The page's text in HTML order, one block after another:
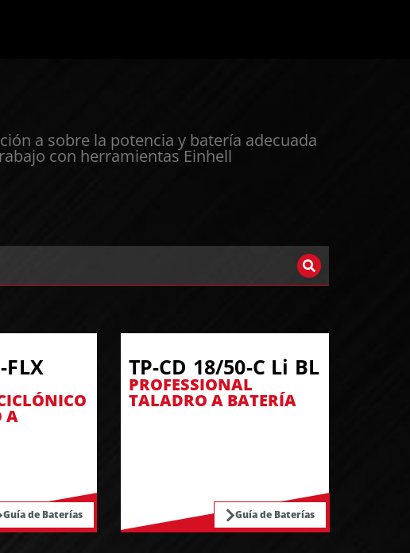
a sobre la potencia y batería adecuada
con herramientas Einhell
FLX
A
Guía de Baterías
TP-CD 18/50-C Li BL
PROFESSIONAL
TALADRO A BATERÍA
Guía de Baterías